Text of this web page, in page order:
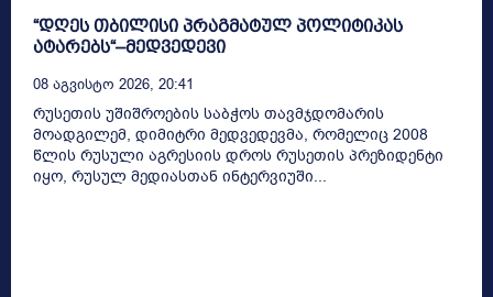
“დღეს თბილისი პრაგმატულ პოლიტიკას
ატარებს“–მედვედევი
08 Აგვისტო 2026, 20:41
რუსეთის უშიშროების საბჭოს თავმჯდომარის
მოადგილემ, დიმიტრი მედვედევმა, რომელიც 2008
წლის რუსული აგრესიის დროს რუსეთის პრეზიდენტი
იყო, რუსულ მედიასთან ინტერვიუში...